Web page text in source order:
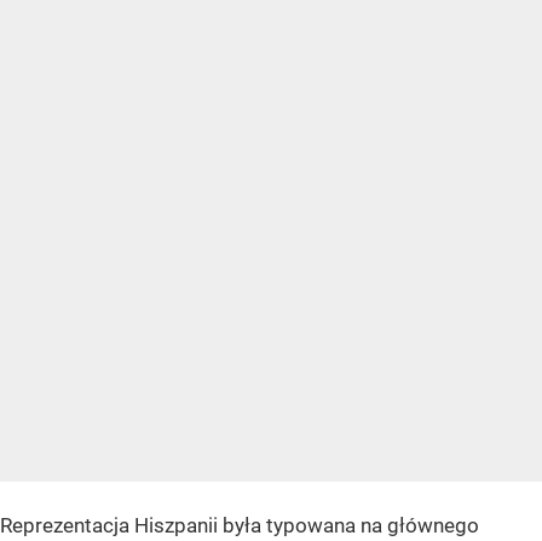
Reprezentacja Hiszpanii była typowana na głównego